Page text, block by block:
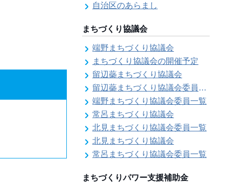
自治区のあらまし
まちづくり協議会
端野まちづくり協議会
まちづくり協議会の開催予定
留辺蘂まちづくり協議会
留辺蘂まちづくり協議会委員一覧
端野まちづくり協議会委員一覧
常呂まちづくり協議会
北見まちづくり協議会委員一覧
北見まちづくり協議会
常呂まちづくり協議会委員一覧
まちづくりパワー支援補助金